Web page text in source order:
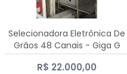
Selecionadora Eletrônica De
Grãos 48 Canais - Giga G
10000
R$ 22.000,00